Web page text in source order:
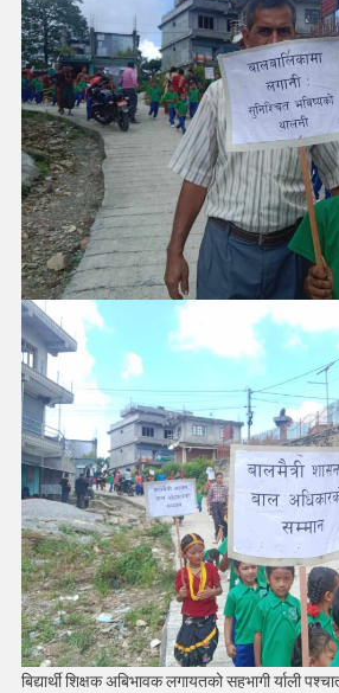
बिद्यार्थी शिक्षक अबिभावक लगायतको सहभागी र्याली